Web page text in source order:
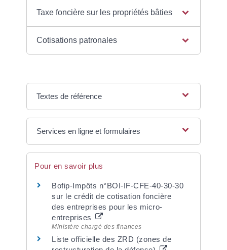
Taxe foncière sur les propriétés bâties
Cotisations patronales
Textes de référence
Services en ligne et formulaires
Pour en savoir plus
Bofip-Impôts n°BOI-IF-CFE-40-30-30
sur le crédit de cotisation foncière
des entreprises pour les micro-
entreprises
Ministère chargé des finances
Liste officielle des ZRD (zones de